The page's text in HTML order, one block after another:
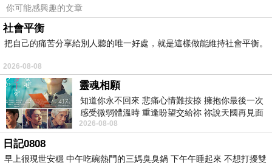
你可能感興趣的文章
社會平衡
把自己的痛苦分享給別人聽的唯一好處，就是這樣做能維持社會平衡。
2026-08-08
靈魂相願
知道你永不回來 悲痛心情難按捺 擁抱你最後一次
感受微弱體溫時 重逢盼望交給祢 祢說天國再見面
此刻忍淚說別離 他日靈魂再
2026-08-08
日記0808
早上很現世安穩 中午吃碗熱門的三媽臭臭鍋 下午午睡起來 不想打擾雙